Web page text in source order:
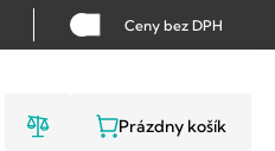
Ceny bez DPH
NÁKUPNÝ
Prázdny košík